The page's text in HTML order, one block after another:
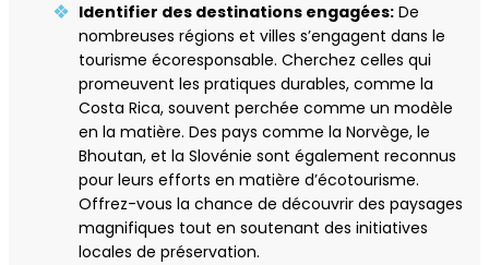
Identifier des destinations engagées: De
nombreuses régions et villes s’engagent dans le
tourisme écoresponsable. Cherchez celles qui
promeuvent les pratiques durables, comme la
Costa Rica, souvent perchée comme un modèle
en la matière. Des pays comme la Norvège, le
Bhoutan, et la Slovénie sont également reconnus
pour leurs efforts en matière d’écotourisme.
Offrez-vous la chance de découvrir des paysages
magnifiques tout en soutenant des initiatives
locales de préservation.